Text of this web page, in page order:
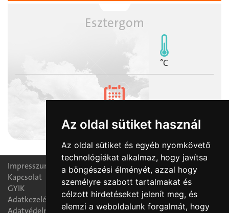
Az oldal sütiket használ
Az oldal sütiket és egyéb nyomkövető
technológiákat alkalmaz, hogy javítsa
a böngészési élményét, azzal hogy
személyre szabott tartalmakat és
célzott hirdetéseket jelenít meg, és
elemzi a weboldalunk forgalmát, hogy
Esztergom
°C
László napja
Impresszum
Kapcsolat
GYIK
Adatkezelési nyilatkozat
Adatvédelmi tájékoztató